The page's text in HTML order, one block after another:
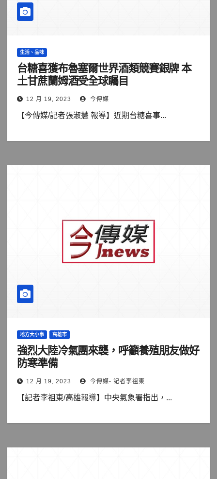
生活、品味
台糖喜獲布魯塞爾世界酒類競賽銀牌 本
土甘蔗蘭姆酒受全球矚目
12 月 19, 2023 今傳媒
【今傳媒/記者張淑慧 報導】近期台糖喜事...
地方大小事 高雄市
強烈大陸冷氣團來襲，呼籲養殖朋友做好
防寒準備
12 月 19, 2023 今傳媒- 記者李祖東
【記者李祖東/高雄報導】中央氣象署指出，...